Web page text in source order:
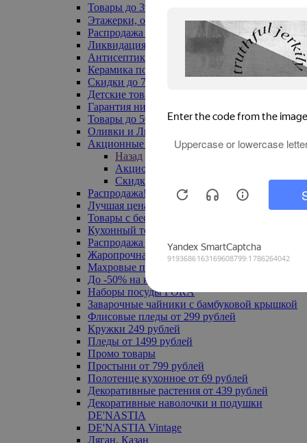
Товары до 399₽
Этажерки, обувницы
Распродажа текстиля до -50%
Ликвидация до -70%
Антисептики
Керамика по 129 руб
Скидки до 70%
Детские товары
Гарантия низкой цены
Товары до 500 руб
Оливки и Лимоны
Акционные товары
Назад
Акционные товары
Скидка 20% по промокоду
Распродажа! Ульяновск до -70%
Лучшая цена
Товары с бесплатной доставкой
Кухонный текстиль
Распродажа до -50%
Жаропрочная посуда
Махровые полотенца
До -50% на ковры
Наборы посуды FORA
Заварочные чайники с бамбуковой крышкой
Флисовые пледы от 299 рублей
Кружки 249 рублей
Пледы от 1499 рублей
Промо товары
Простыни от 799 рублей
Полотенце кухонное от 69 рублей
Декоративные растения от 439 рублей
Декоративные наволочки и подушки
DE'NASTIA
DE'NASTIA Vintage
Ляган, Казан